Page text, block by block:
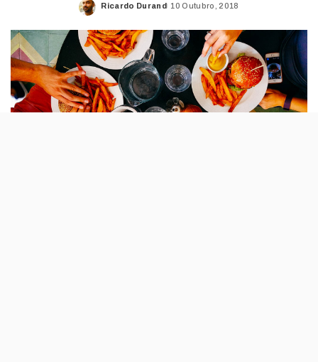
Posted
Ricardo Durand 10 Outubro, 2018